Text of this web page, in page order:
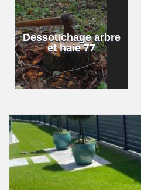
Dessouchage arbre
et haie 77